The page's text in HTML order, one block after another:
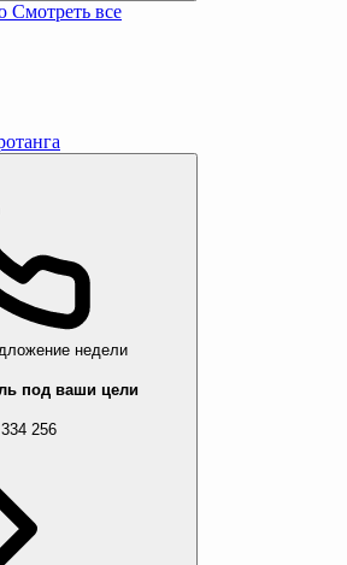
Смотреть все
недели
под ваши цели
256